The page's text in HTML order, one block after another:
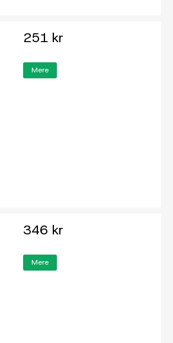
251 kr
Mere
346 kr
Mere